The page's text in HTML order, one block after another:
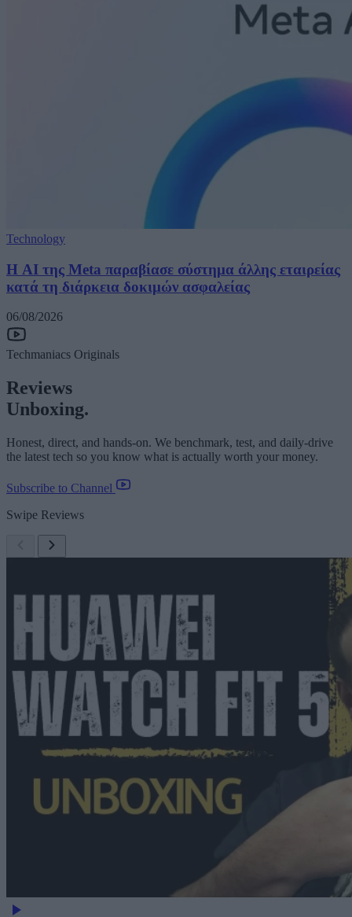
Technology
Η AI της Meta παραβίασε σύστημα άλλης εταιρείας
κατά τη διάρκεια δοκιμών ασφαλείας
06/08/2026
Techmaniacs Originals
Reviews
Unboxing.
Honest, direct, and hands-on. We benchmark, test, and daily-drive
the latest tech so you know what is actually worth your money.
Subscribe to Channel
Swipe Reviews